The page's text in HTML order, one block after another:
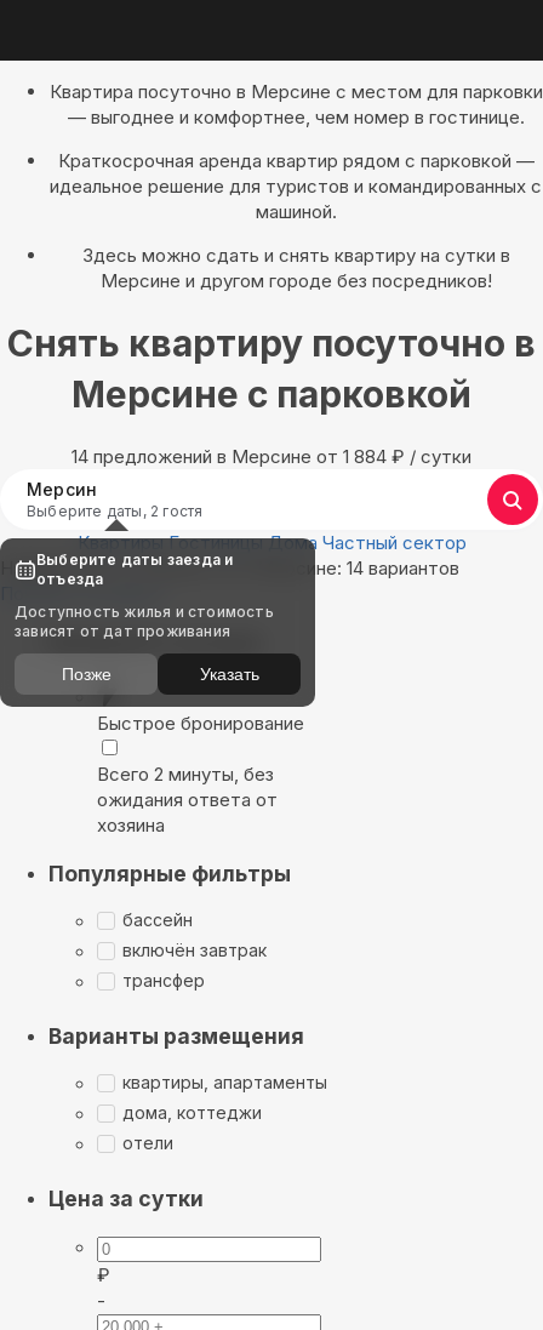
Квартира посуточно в Мерсине с местом для парковки
— выгоднее и комфортнее, чем номер в гостинице.
Краткосрочная аренда квартир рядом с парковкой —
идеальное решение для туристов и командированных с
машиной.
Здесь можно сдать и снять квартиру на сутки в
Мерсине и другом городе без посредников!
Снять квартиру посуточно в
Мерсине с парковкой
14 предложений в Мерсине oт 1 884 ₽ / сутки
Мерсин
Выберите даты, 2 гостя
Квартиры Гостиницы Дома Частный сектор
Найдём, где остановиться в Мерсине: 14 вариантов
Показать на карте
Выбирайте лучшее
Быстрое бронирование
Всего 2 минуты, без
ожидания ответа от
хозяина
Популярные фильтры
бассейн
включён завтрак
трансфер
Варианты размещения
квартиры, апартаменты
дома, коттеджи
отели
Цена за сутки
₽
-
Выберите даты заезда и
отъезда
Доступность жилья и стоимость
зависят от дат проживания
Позже Указать